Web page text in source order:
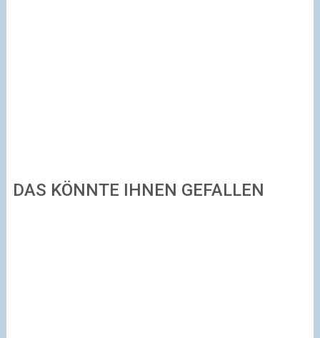
DAS KÖNNTE IHNEN GEFALLEN